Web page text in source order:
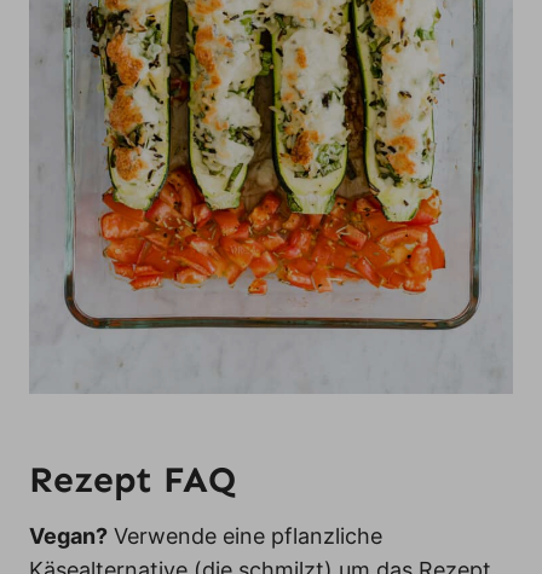
Rezept FAQ
Vegan? Verwende eine pflanzliche